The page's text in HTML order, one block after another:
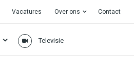
Vacatures Over ons Contact
Televisie